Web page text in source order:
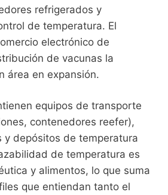
refrigerados y
de temperatura. El
electrónico de
de vacunas la
área en expansión.
equipos de transporte
contenedores reefer),
y depósitos de temperatura
de temperatura es
y alimentos, lo que suma
que entiendan tanto el